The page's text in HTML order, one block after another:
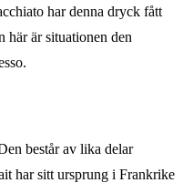
har denna dryck fått
här är situationen den
består av lika delar
har sitt ursprung i Frankrike